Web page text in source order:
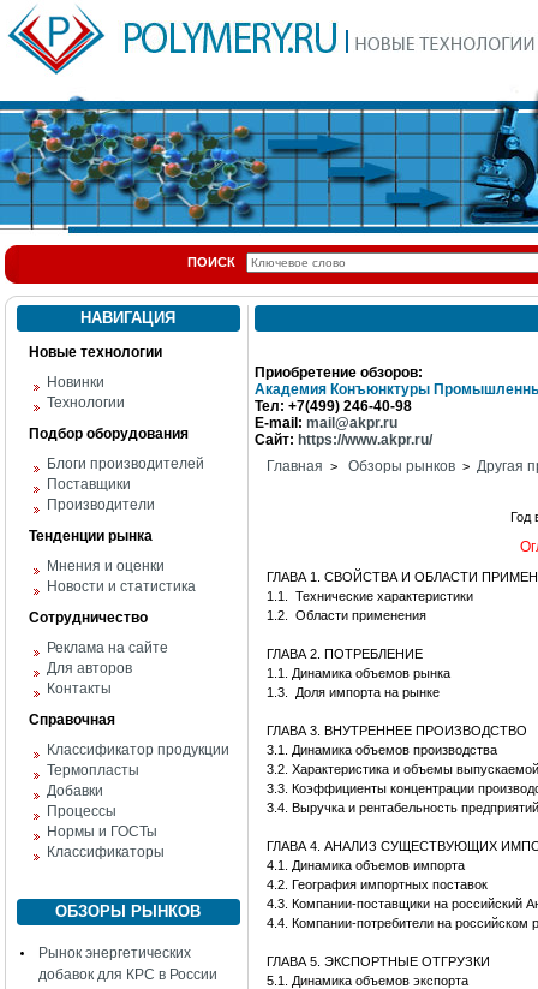
ПОИСК
НАВИГАЦИЯ
Новые технологии
Новинки
Технологии
Подбор оборудования
Блоги производителей
Поставщики
Производители
Тенденции рынка
Мнения и оценки
Новости и статистика
Сотрудничество
Реклама на сайте
Для авторов
Контакты
Справочная
Классификатор продукции
Термопласты
Добавки
Процессы
Нормы и ГОСТы
Классификаторы
ОБЗОРЫ РЫНКОВ
Рынок энергетических
добавок для КРС в России
Приобретение обзоров:
Академия Конъюнктуры
Тел: +7(499) 246-40-98
E-mail: mail@akpr.ru
Сайт: https://www.akpr.ru/
Главная > Обзоры рынков > Другая
Год
ГЛАВА 1. СВОЙСТВА И ОБЛАСТИ
1.1.
Технические характеристики
1.2.
Области применения
ГЛАВА 2. ПОТРЕБЛЕНИЕ
1.1. Динамика объемов рынка
1.3.
Доля импорта на рынке
ГЛАВА 3. ВНУТРЕННЕЕ ПРОИЗВОДСТВО
3.1. Динамика объемов производства
3.2. Характеристика и объемы
3.3. Коэффициенты концентрации
3.4. Выручка и рентабельность
ГЛАВА 4. АНАЛИЗ СУЩЕСТВУЮЩИХ
4.1. Динамика объемов импорта
4.2. География импортных поставок
4.3. Компании-поставщики на российский
4.4. Компании-потребители на российском
ГЛАВА 5. ЭКСПОРТНЫЕ ОТГРУЗКИ
5.1. Динамика объемов экспорта